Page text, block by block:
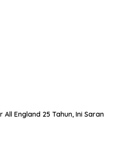
All England 25 Tahun, Ini Saran